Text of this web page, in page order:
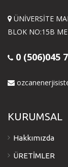
ÜNİVERSİTE
BLOK NO:15B
0 (506)045
KURUMSAL
Hakkımızda
ÜRETİMLER